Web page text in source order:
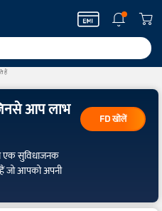
हैं
आप लाभ
एक सुविधाजनक
जो आपको अपनी
FD खोलें